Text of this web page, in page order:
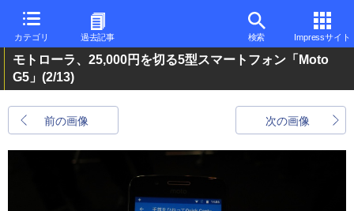
カテゴリ 過去記事 検索 Impressサイト
モトローラ、25,000円を切る5型スマートフォン「Moto
G5」 (2/13)
前の画像 次の画像